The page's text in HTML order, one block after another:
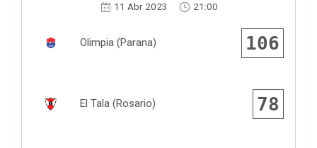
11 Abr 2023 21:00
Olimpia (Parana) 106
El Tala (Rosario) 78